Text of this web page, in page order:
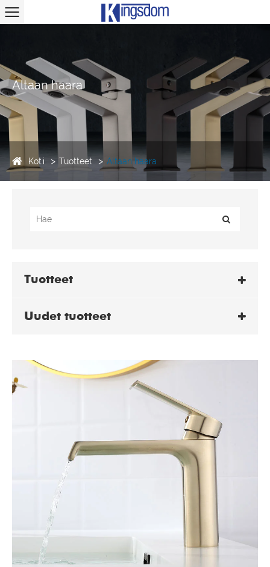
Altaan haara
Koti Tuotteet Altaan haara
Tuotteet
Uudet tuotteet